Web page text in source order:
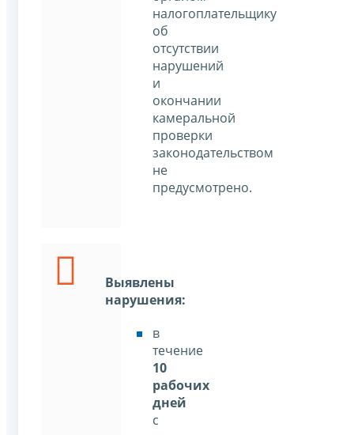
налогоплательщику
об
отсутствии
нарушений
и
окончании
камеральной
проверки
законодательством
не
предусмотрено.
Выявлены
нарушения:
в
течение
10
рабочих
дней
с